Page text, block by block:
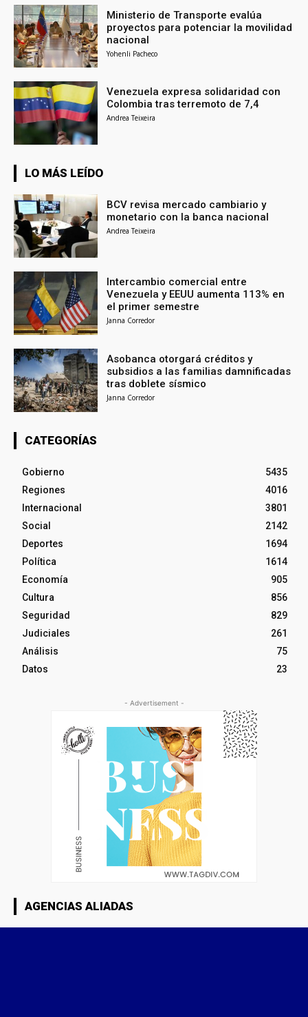
Ministerio de Transporte evalúa
proyectos para potenciar la movilidad
nacional
Yohenli Pacheco
Venezuela expresa solidaridad con
Colombia tras terremoto de 7,4
Andrea Teixeira
LO MÁS LEÍDO
BCV revisa mercado cambiario y
monetario con la banca nacional
Andrea Teixeira
Intercambio comercial entre
Venezuela y EEUU aumenta 113% en
el primer semestre
Janna Corredor
Asobanca otorgará créditos y
subsidios a las familias damnificadas
tras doblete sísmico
Janna Corredor
CATEGORÍAS
Gobierno
5435
Regiones
4016
Internacional
3801
Social
2142
Deportes
1694
Política
1614
Economía
905
Cultura
856
Seguridad
829
Judiciales
261
Análisis
75
Datos
23
- Advertisement -
AGENCIAS ALIADAS